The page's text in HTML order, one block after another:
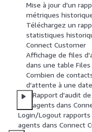
Mise à jour d'un
métriques
Téléchargez un
statistiques
Connect Customer
Affichage de files
dans une table
Combien de
d'attente à une
Rapport d'audit
agents dans
Login/Logout
agents dans Connect